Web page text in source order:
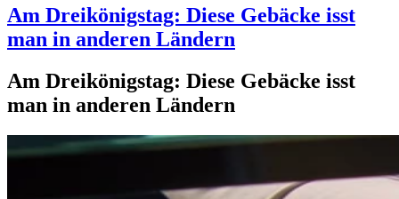
Am Dreikönigstag: Diese Gebäcke isst
man in anderen Ländern
Am Dreikönigstag: Diese Gebäcke isst
man in anderen Ländern